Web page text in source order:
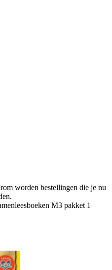
worden bestellingen die je nu
M3 pakket 1